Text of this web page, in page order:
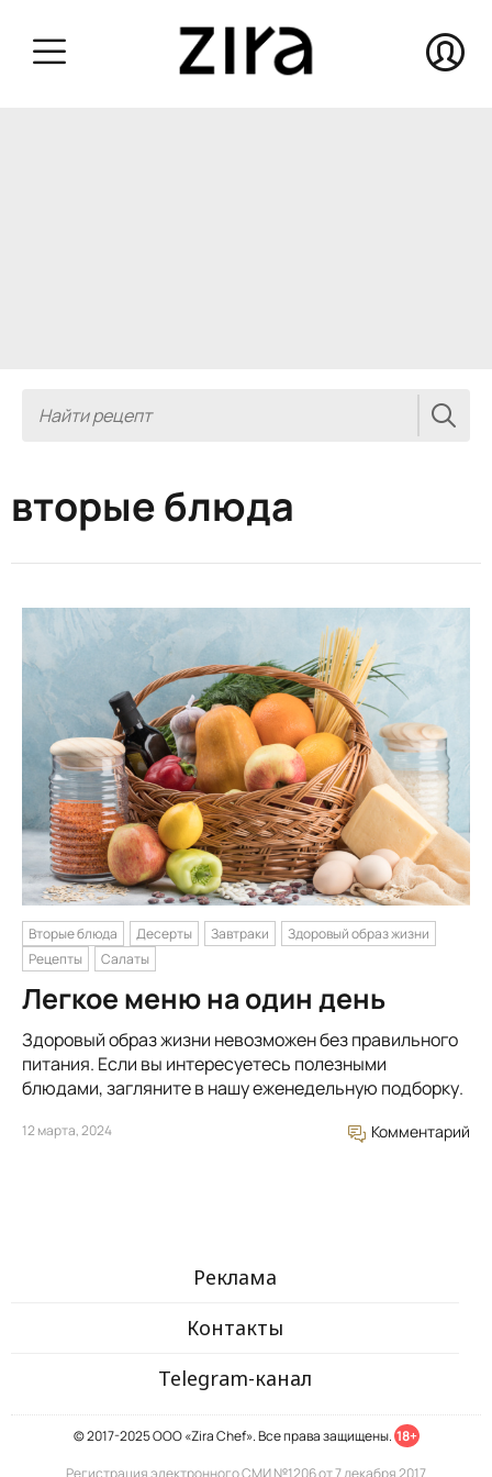
вторые блюда
Вторые блюда Десерты Завтраки
Здоровый образ жизни
Рецепты
Салаты
Легкое меню на один день
Здоровый образ жизни невозможен без правильного
питания. Если вы интересуетесь полезными
блюдами, загляните в нашу еженедельную подборку.
12 марта, 2024 Комментарий
Реклама
Контакты
Telegram-канал
© 2017-2025 ООО «Zira Chef». Все права защищены. 18+
Регистрация электронного СМИ №1206 от 7 декабря 2017